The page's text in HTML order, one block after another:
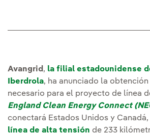
Avangrid , la filial estadounidense
Iberdrola, ha anunciado la
necesario para el proyecto de línea
England Clean Energy Connect
conectará Estados Unidos y
línea de alta tensión de 233